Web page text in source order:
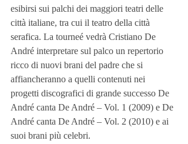
esibirsi sui palchi dei maggiori teatri delle
città italiane, tra cui il teatro della città
serafica. La tourneé vedrà Cristiano De
André interpretare sul palco un repertorio
ricco di nuovi brani del padre che si
affiancheranno a quelli contenuti nei
progetti discografici di grande successo De
André canta De André – Vol. 1 (2009) e De
André canta De André – Vol. 2 (2010) e ai
suoi brani più celebri.